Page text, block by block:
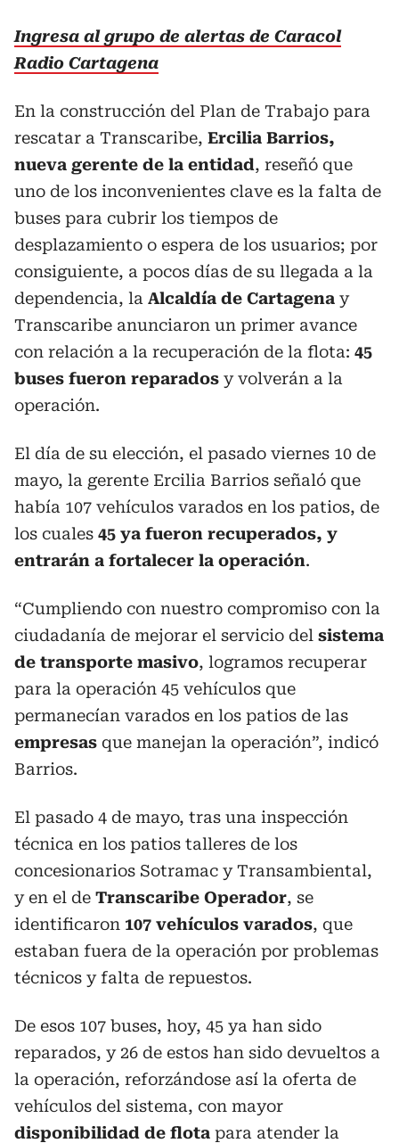
Ingresa al grupo de alertas de Caracol
Radio Cartagena
En la construcción del Plan de Trabajo para
rescatar a Transcaribe, Ercilia Barrios,
nueva gerente de la entidad, reseñó que
uno de los inconvenientes clave es la falta de
buses para cubrir los tiempos de
desplazamiento o espera de los usuarios; por
consiguiente, a pocos días de su llegada a la
dependencia, la Alcaldía de Cartagena y
Transcaribe anunciaron un primer avance
con relación a la recuperación de la flota: 45
buses fueron reparados y volverán a la
operación.
El día de su elección, el pasado viernes 10 de
mayo, la gerente Ercilia Barrios señaló que
había 107 vehículos varados en los patios, de
los cuales 45 ya fueron recuperados, y
entrarán a fortalecer la operación.
“Cumpliendo con nuestro compromiso con la
ciudadanía de mejorar el servicio del sistema
de transporte masivo, logramos recuperar
para la operación 45 vehículos que
permanecían varados en los patios de las
empresas que manejan la operación”, indicó
Barrios.
El pasado 4 de mayo, tras una inspección
técnica en los patios talleres de los
concesionarios Sotramac y Transambiental,
y en el de Transcaribe Operador, se
identificaron 107 vehículos varados, que
estaban fuera de la operación por problemas
técnicos y falta de repuestos.
De esos 107 buses, hoy, 45 ya han sido
reparados, y 26 de estos han sido devueltos a
la operación, reforzándose así la oferta de
vehículos del sistema, con mayor
disponibilidad de flota para atender la